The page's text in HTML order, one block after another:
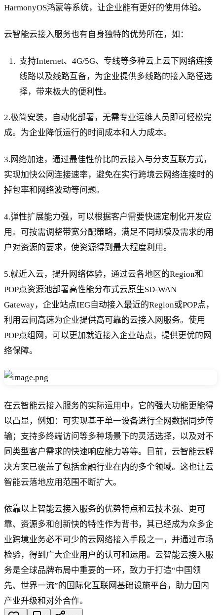
HarmonyOS鸿蒙等系统，让企业能有更好的使用体验。
云智能云接入服务也有自身独特的优势所在，如：
支持Internet、4G/5G、专线等多种云上云下网络连接
线路以及线路互备，为企业提供多线路的接入路径选
择，带来极大的便利性。
2.极简安装，自动化部署，无需专业运维人员即可轻松完
成。为企业降低运行的时间成本和人力成本。
3.网络加速，通过最佳性价比的云接入与分支互联方式，
实现加快公网连接速率，避免在实行跨境云网络连接时的
掉包率和网络波动等问题。
4.弹性扩展能力强，可以根据客户需要快速定制化开发应
用。可按需调整带宽分配策略，满足不同规模及需求的用
户对资源的要求，使资源得到最大程度利用。
5.就近入云，提升网络体验，通过云各地区的Region和
POP点资源池部署高性能分布式云原生SD-WAN
Gateway，企业站点IEG自动接入最近的Region或POP点，
利用云间高速为企业提供高可靠的云接入网服务。使用
POP点组网，可以更加就近接入企业站点，提供更优的网
络保障。
在云智能云接入服务的实际运用中，它的强大功能更能得
以凸显，例如：可实现基于单一设备进行全网数据同步传
输；支持多终端访问等多种场景下的灵活选择，以及对不
同类型客户需求的快速响应能力等等。目前，云智能云解
决方案已覆盖了包括金融行业在内的多个领域。这也让云
智能云落地应用范围不断扩大。
依靠以上智能云接入服务的优势特点和云技术强、更可
靠、资源多和创新快的特性作为背书，其已经成为众多企
业跨境业务必不可少的云网络接入手段之一，并通过市场
检验，得到广大企业用户的认可和运用。云智能云接入服
务是全球品牌布局中重要的一环，致力于打造“中国领
先、世界一流”的国际化互联网基础设施平台，助力国内
产业升级和对外合作。